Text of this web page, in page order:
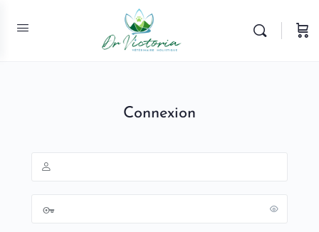
Connexion